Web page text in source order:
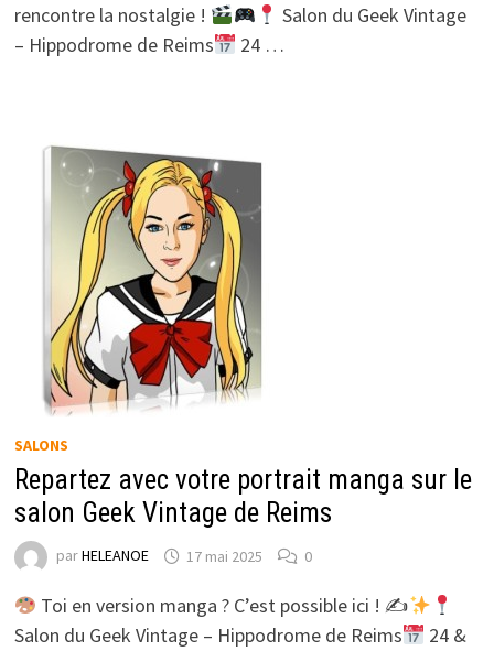
rencontre la nostalgie !
Salon du Geek Vintage
– Hippodrome de Reims
24 …
SALONS
Repartez avec votre portrait manga sur le
salon Geek Vintage de Reims
parHELEANOE 17 mai 2025 0
Toi en version manga ? C’est possible ici ! ✍
Salon du Geek Vintage – Hippodrome de Reims
24 &